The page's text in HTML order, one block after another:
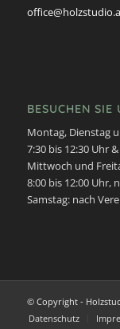
BESUCHEN SIE
Montag, Dienstag
7:30 bis 12:30 Uhr
Mittwoch und
8:00 bis 12:00 Uhr,
Samstag: nach
© Copyright -
Datenschutz